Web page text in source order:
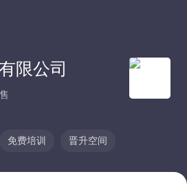
限公司
免费培训 晋升空间